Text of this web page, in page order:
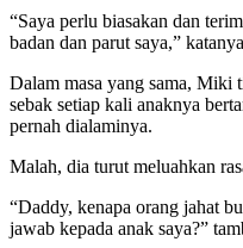
“Saya perlu biasakan dan
badan dan parut saya,”
Dalam masa yang sama, Miki
sebak setiap kali anaknya
pernah dialaminya.
Malah, dia turut meluahkan
“Daddy, kenapa orang jahat
jawab kepada anak saya?”